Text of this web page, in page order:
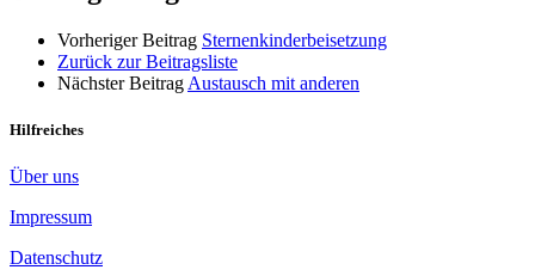
Vorheriger Beitrag Sternenkinderbeisetzung
Zurück zur Beitragsliste
Nächster Beitrag Austausch mit anderen
Hilfreiches
Über uns
Impressum
Datenschutz